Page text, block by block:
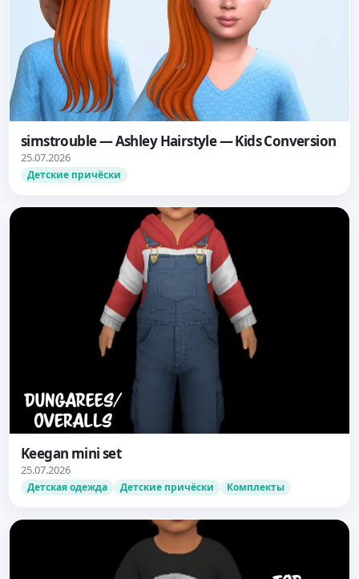
simstrouble — Ashley Hairstyle — Kids Conversion
25.07.2026
Детские причёски
Keegan mini set
25.07.2026
Детская одежда Детские причёски Комплекты